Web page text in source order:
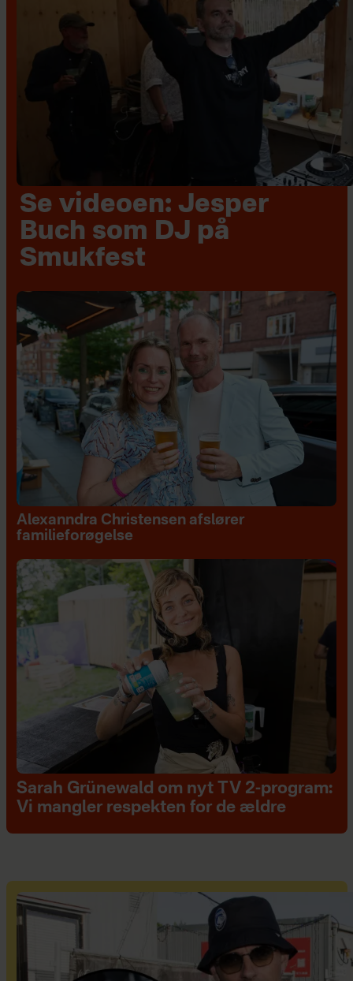
Se videoen: Jesper
Buch som DJ på
Smukfest
Alexanndra Christensen afslører
familieforøgelse
Sarah Grünewald om nyt TV 2-program:
Vi mangler respekten for de ældre